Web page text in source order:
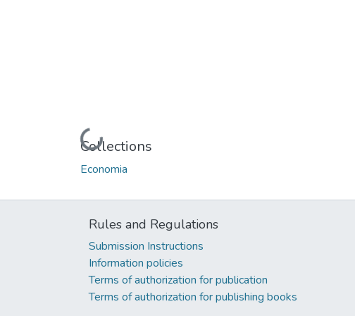
Loading...
Collections
Economia
Rules and Regulations
Submission Instructions
Information policies
Terms of authorization for publication
Terms of authorization for publishing books